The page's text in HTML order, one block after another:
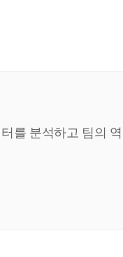
를 분석하고 팀의